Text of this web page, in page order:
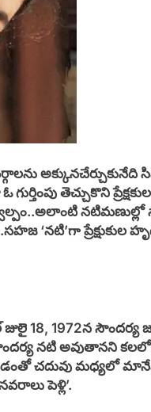
తెచ్చుకొని
నటిమణుల్లో
సహజ ‘నటి’గా
18, 1972న సౌందర్య
సౌందర్య నటి అవుతానని
చదువు మధ్యలో మానేసి
పెళ్లి’.